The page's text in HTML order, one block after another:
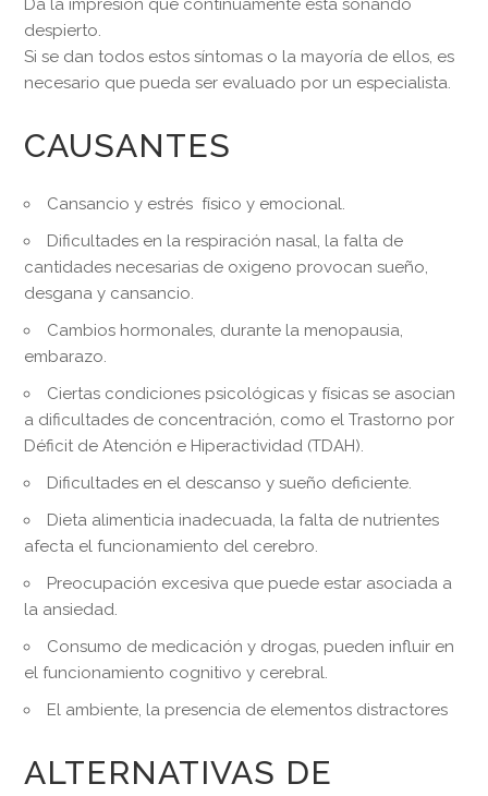
Da la impresión que continuamente está soñando
despierto.
Si se dan todos estos síntomas o la mayoría de ellos, es
necesario que pueda ser evaluado por un especialista.
CAUSANTES
Cansancio y estrés físico y emocional.
Dificultades en la respiración nasal, la falta de
cantidades necesarias de oxigeno provocan sueño,
desgana y cansancio.
Cambios hormonales, durante la menopausia,
embarazo.
Ciertas condiciones psicológicas y físicas se asocian
a dificultades de concentración, como el Trastorno por
Déficit de Atención e Hiperactividad (TDAH).
Dificultades en el descanso y sueño deficiente.
Dieta alimenticia inadecuada, la falta de nutrientes
afecta el funcionamiento del cerebro.
Preocupación excesiva que puede estar asociada a
la ansiedad.
Consumo de medicación y drogas, pueden influir en
el funcionamiento cognitivo y cerebral.
El ambiente, la presencia de elementos distractores
ALTERNATIVAS DE